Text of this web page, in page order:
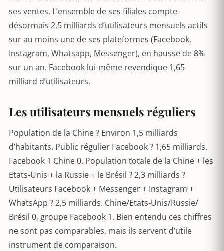
ses ventes. L’ensemble de ses filiales compte
désormais 2,5 milliards d’utilisateurs mensuels actifs
sur au moins une de ses plateformes (Facebook,
Instagram, Whatsapp, Messenger), en hausse de 8%
sur un an. Facebook lui-même revendique 1,65
milliard d’utilisateurs.
Les utilisateurs mensuels réguliers
Population de la Chine ? Environ 1,5 milliards
d’habitants. Public régulier Facebook ? 1,65 milliards.
Facebook 1 Chine 0. Population totale de la Chine + les
Etats-Unis + la Russie + le Brésil ? 2,3 milliards ?
Utilisateurs Facebook + Messenger + Instagram +
WhatsApp ? 2,5 milliards. Chine/Etats-Unis/Russie/
Brésil 0, groupe Facebook 1. Bien entendu ces chiffres
ne sont pas comparables, mais ils servent d’utile
instrument de comparaison.